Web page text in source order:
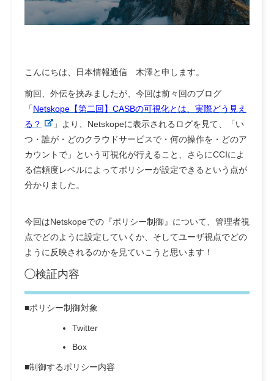
こんにちは、日本情報通信 木澤と申します。
前回、外伝を挟みましたが、今回は前々回のブログ
「Netskope【第二回】CASBの可視化とは、実際どう見え
る？
」より、Netskopeに表示されるログを見て、「い
つ・誰が・どのクラウドサービスで・何の操作を・どのア
カウントで」という可視化が行えること、さらにCCIによ
る信頼度レベルによってポリシーが設定できるという点が
分かりました。
今回はNetskopeでの『ポリシー制御』について、管理者視
点でどのように設定していくか、そしてユーザ視点でどの
ように反映されるのかを見ていこうと思います！
◯検証内容
■ポリシー制御対象
Twitter
Box
■制御するポリシー内容